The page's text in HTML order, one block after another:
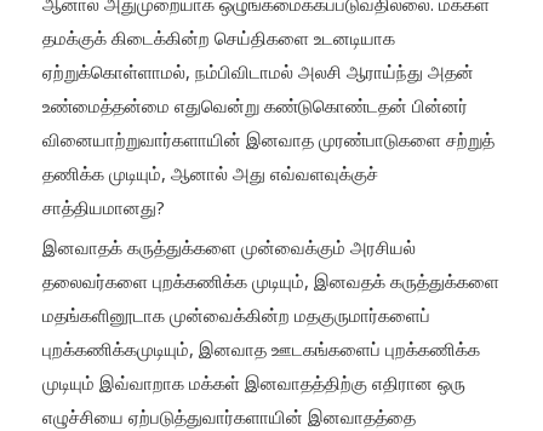
தமக்குக் கிடைக்கின்ற செய்திகளை உடனடியாக
ஏற்றுக்கொள்ளாமல், நம்பிவிடாமல் அலசி ஆராய்ந்து அதன்
உண்மைத்தன்மை எதுவென்று கண்டுகொண்டதன் பின்னர்
வினையாற்றுவார்களாயின் இனவாத முரண்பாடுகளை சற்றுத்
தணிக்க முடியும், ஆனால் அது எவ்வளவுக்குச்
சாத்தியமானது?
இனவாதக் கருத்துக்களை முன்வைக்கும் அரசியல்
தலைவர்களை புறக்கணிக்க முடியும், இனவதக் கருத்துக்களை
மதங்களினூடாக முன்வைக்கின்ற மதகுருமார்களைப்
புறக்கணிக்கமுடியும், இனவாத ஊடகங்களைப் புறக்கணிக்க
முடியும் இவ்வாறாக மக்கள் இனவாதத்திற்கு எதிரான ஒரு
எழுச்சியை ஏற்படுத்துவார்களாயின் இனவாதத்தை